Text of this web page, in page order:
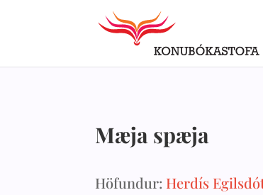
Mæja spæja
Höfundur: Herdís